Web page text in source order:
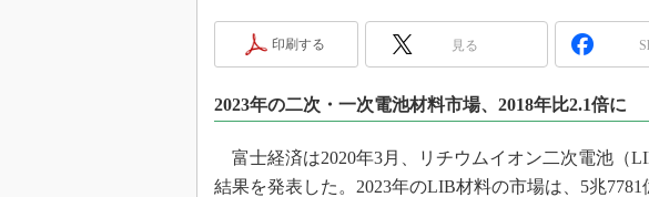
エ
踊るバズワード ～Behind the
Buzzword
で起こること
光伝送技術を知る
印刷する 見る
2023年の二次・一次電池材料市場、2018年比2.1倍に
富士経済は2020年3月、リチウムイオン二次電池（
結果を発表した。2023年のLIB材料の市場は、5兆